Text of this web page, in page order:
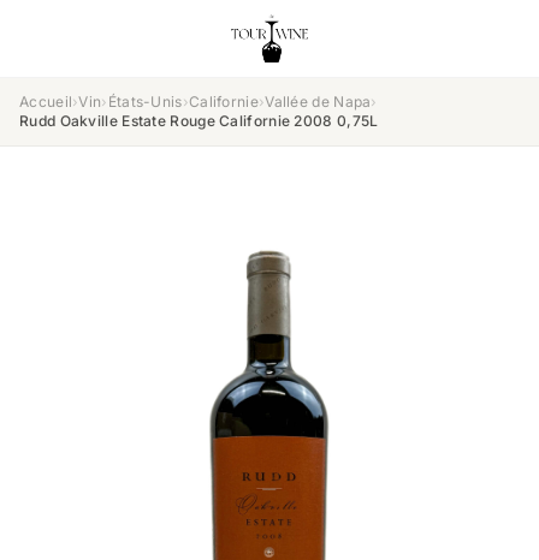
Accueil›Vin› États-Unis›Californie›Vallée de Napa›
Rudd Oakville Estate Rouge Californie 2008 0,75L